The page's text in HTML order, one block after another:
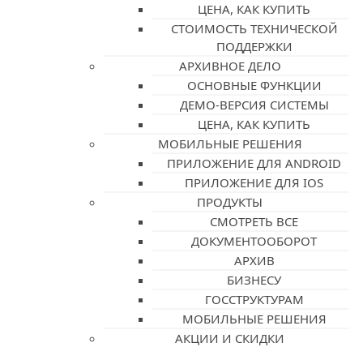
ЦЕНА, КАК КУПИТЬ
СТОИМОСТЬ ТЕХНИЧЕСКОЙ
ПОДДЕРЖКИ
АРХИВНОЕ ДЕЛО
ОСНОВНЫЕ ФУНКЦИИ
ДЕМО-ВЕРСИЯ СИСТЕМЫ
ЦЕНА, КАК КУПИТЬ
МОБИЛЬНЫЕ РЕШЕНИЯ
ПРИЛОЖЕНИЕ ДЛЯ ANDROID
ПРИЛОЖЕНИЕ ДЛЯ IOS
ПРОДУКТЫ
СМОТРЕТЬ ВСЕ
ДОКУМЕНТООБОРОТ
АРХИВ
БИЗНЕСУ
ГОССТРУКТУРАМ
МОБИЛЬНЫЕ РЕШЕНИЯ
АКЦИИ И СКИДКИ